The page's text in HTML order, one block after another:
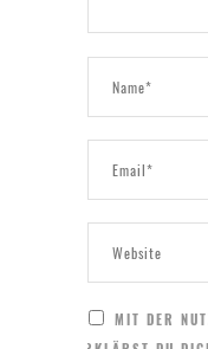
MIT DER